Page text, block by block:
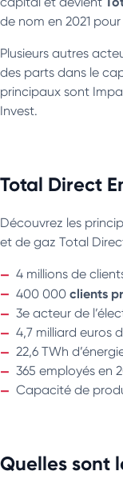
de nom en 2021
Plusieurs autres
des parts dans le
principaux sont
Invest.
Total Direct
Découvrez les
et de gaz Total
4 millions de
400 000 clients
3e acteur de
4,7 milliard euros
22,6 TWh
365 employés en
Capacité de
Quelles sont